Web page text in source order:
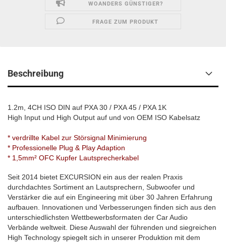
WOANDERS GÜNSTIGER?
FRAGE ZUM PRODUKT
Beschreibung
1.2m, 4CH ISO DIN auf PXA 30 / PXA 45 / PXA 1K
High Input und High Output auf und von OEM ISO Kabelsatz
* verdrillte Kabel zur Störsignal Minimierung
* Professionelle Plug & Play Adaption
* 1,5mm² OFC Kupfer Lautsprecherkabel
Seit 2014 bietet EXCURSION ein aus der realen Praxis
durchdachtes Sortiment an Lautsprechern, Subwoofer und
Verstärker die auf ein Engineering mit über 30 Jahren Erfahrung
aufbauen. Innovationen und Verbesserungen finden sich aus den
unterschiedlichsten Wettbewerbsformaten der Car Audio
Verbände weltweit. Diese Auswahl der führenden und siegreichen
High Technology spiegelt sich in unserer Produktion mit dem